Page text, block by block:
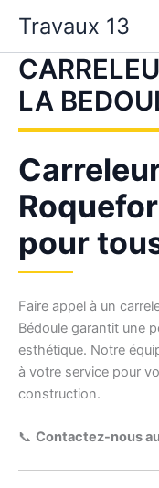
contenu
Travaux 13
LA
pour
Faire appel à un
Bédoule garantit une
esthétique. Notre
à votre service pour
construction.
📞 Contactez-nous